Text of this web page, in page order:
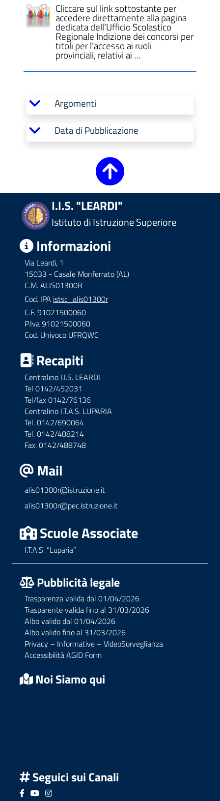
Cliccare sul link sottostante per
accedere direttamente alla pagina
dedicata dell’Ufficio Scolastico
Regionale Indizione dei concorsi per
titoli per l’accesso ai ruoli
provinciali, relativi ai …
Argomenti
Data di Pubblicazione
I.I.S. "LEARDI"
Istituto di Istruzione Superiore
Informazioni
Via Leardi, 1
15033 - Casale Monferrato (AL)
C.M. ALIS01300R
Cod. IPA istsc_alis01300r
C.F. 91021500060
P.Iva 91021500060
Cod. Univoco UFRQWC
Recapiti
Centralino I.I.S. LEARDI
Tel 0142/452031
Tel/fax 0142/76136
Centralino I.T.A.S. LUPARIA
Tel. 0142/690064
Tel. 0142/488214
Fax. 0142/488748
Mail
alis01300r@istruzione.it
alis01300r@pec.istruzione.it
Scuole Associate
I.T.A.S. “Luparia”
Pubblicità legale
Trasparenza valida dal 01/04/2026
Trasparente valida fino al 31/03/2026
Albo valido dal 01/04/2026
Albo valido fino al 31/03/2026
Privacy – Informative – VideoSorveglianza
Accessibilità AGID Form
Noi Siamo qui
Seguici sui Canali
Seguici su Facebook
Seguici su YouTube
Seguici su Instagram